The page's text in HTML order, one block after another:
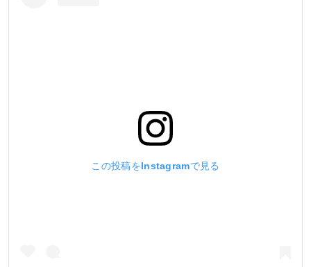
この投稿をInstagramで見る